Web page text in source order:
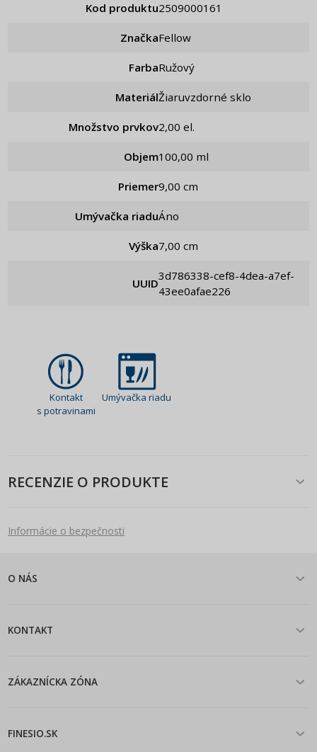
Kod produktu 2509000161
Značka Fellow
Farba Ružový
Materiál Žiaruvzdorné sklo
Množstvo prvkov 2,00 el.
Objem 100,00 ml
Priemer 9,00 cm
Umývačka riadu Áno
Výška 7,00 cm
UUID
3d786338-cef8-4dea-a7ef-
43ee0afae226
Kontakt
s potravinami
Umývačka riadu
RECENZIE O PRODUKTE
Informácie o bezpečnosti
O NÁS
KONTAKT
ZÁKAZNÍCKA ZÓNA
FINESIO.SK